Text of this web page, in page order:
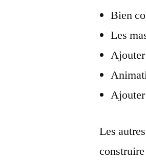
Bien
Les
Les